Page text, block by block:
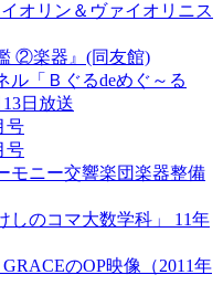
オリン＆ヴァイオリニス
②楽器』(同友館)
ル「Ｂぐるdeめぐ～る
日放送
号
号
モニー交響楽団楽器整備
しのコマ大数学科」 11年
のOP映像（2011年